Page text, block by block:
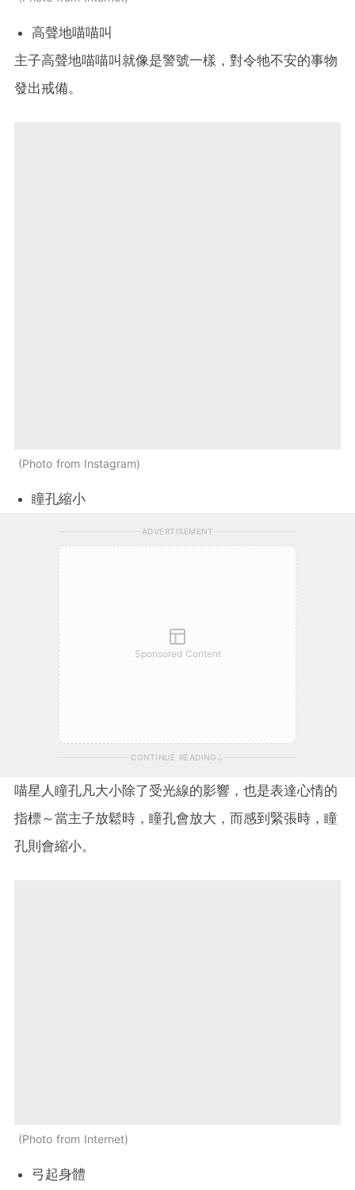
高聲地喵喵叫
主子高聲地喵喵叫就像是警號一樣，對令牠不安的事物
發出戒備。
Photo from Instagram
瞳孔縮小
ADVERTISEMENT
Sponsored Content
CONTINUE READING
喵星人瞳孔凡大小除了受光線的影響，也是表達心情的
指標～當主子放鬆時，瞳孔會放大，而感到緊張時，瞳
孔則會縮小。
Photo from Internet
弓起身體